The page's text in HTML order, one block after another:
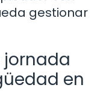
gestionar
jornada
en